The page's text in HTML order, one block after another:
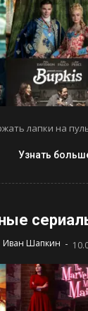
лапки на
Узнать
Иван Шапкин -